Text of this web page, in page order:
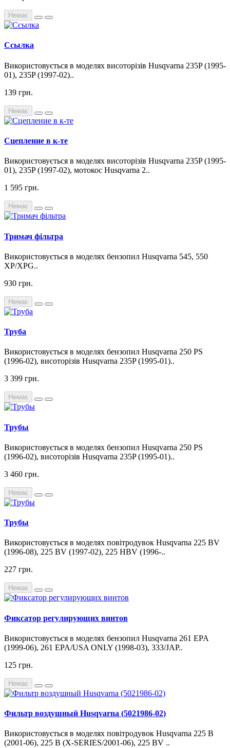
Немає
Ссылка
Використовується в моделях висоторізів Husqvarna 235P (1995-
01), 235P (1997-02)..
139 грн.
Немає
Сцепление в к-те
Використовується в моделях висоторізів Husqvarna 235P (1995-
01), 235P (1997-02), мотокос Husqvarna 2..
1 595 грн.
Немає
Тримач фільтра
Використовується в моделях бензопил Husqvarna 545, 550
XP/XPG..
930 грн.
Немає
Труба
Використовується в моделях бензопил Husqvarna 250 PS
(1996-02), висоторізів Husqvarna 235P (1995-01)..
3 399 грн.
Немає
Трубы
Використовується в моделях бензопил Husqvarna 250 PS
(1996-02), висоторізів Husqvarna 235P (1995-01)..
3 460 грн.
Немає
Трубы
Використовується в моделях повітродувок Husqvarna 225 BV
(1996-08), 225 BV (1997-02), 225 HBV (1996-..
227 грн.
Немає
Фиксатор регулирующих винтов
Використовується в моделях бензопил Husqvarna 261 EPA
(1999-06), 261 EPA/USA ONLY (1998-03), 333/JAP..
125 грн.
Немає
Фильтр воздушный Husqvarna (5021986-02)
Використовується в моделях повітродувок Husqvarna 225 B
(2001-06), 225 B (X-SERIES/2001-06), 225 BV ..